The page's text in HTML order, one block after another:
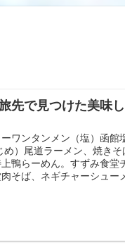
先で見つけた美味
ワンタンメン（塩）函館
め）尾道ラーメン、焼き
鴨らーめん。すずみ食堂
そば、ネギチャーシュー